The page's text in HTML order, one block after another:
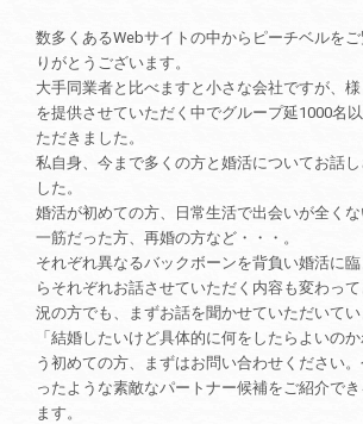
数多くあるWebサイトの中からピーチベルを
りがとうございます。
大手同業者と比べますと小さな会社ですが、
を提供させていただく中でグループ延1000名
ただきました。
私自身、今まで多くの方と婚活についてお話
した。
婚活が初めての方、日常生活で出会いが全く
一筋だった方、再婚の方など・・・。
それぞれ異なるバックボーンを背負い婚活に
らそれぞれお話させていただく内容も変わっ
況の方でも、まずお話を聞かせていただいてい
「結婚したいけど具体的に何をしたらよいの
う初めての方、まずはお問い合わせください
ったような素敵なパートナー候補をご紹介で
ます。